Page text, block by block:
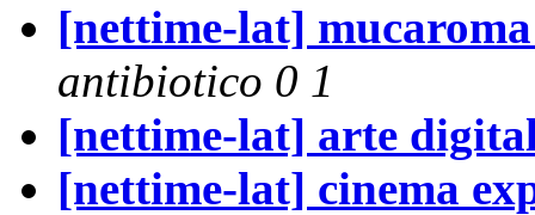
[nettime-lat]
antibiotico 0 1
[nettime-lat] arte
[nettime-lat] cinema